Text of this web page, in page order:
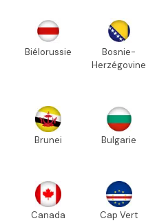
Biélorussie
Bosnie-
Herzégovine
Brunei Bulgarie
Canada Cap Vert